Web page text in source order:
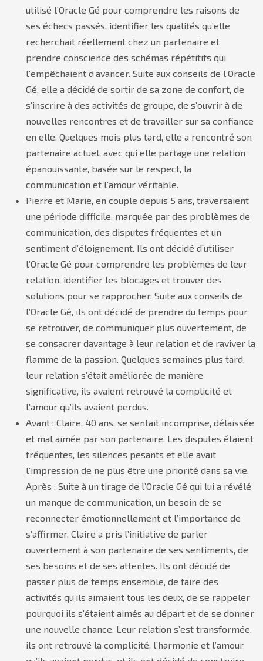
utilisé l’Oracle Gé pour comprendre les raisons de
ses échecs passés, identifier les qualités qu’elle
recherchait réellement chez un partenaire et
prendre conscience des schémas répétitifs qui
l’empêchaient d’avancer. Suite aux conseils de l’Oracle
Gé, elle a décidé de sortir de sa zone de confort, de
s’inscrire à des activités de groupe, de s’ouvrir à de
nouvelles rencontres et de travailler sur sa confiance
en elle. Quelques mois plus tard, elle a rencontré son
partenaire actuel, avec qui elle partage une relation
épanouissante, basée sur le respect, la
communication et l’amour véritable.
Pierre et Marie, en couple depuis 5 ans, traversaient
une période difficile, marquée par des problèmes de
communication, des disputes fréquentes et un
sentiment d’éloignement. Ils ont décidé d’utiliser
l’Oracle Gé pour comprendre les problèmes de leur
relation, identifier les blocages et trouver des
solutions pour se rapprocher. Suite aux conseils de
l’Oracle Gé, ils ont décidé de prendre du temps pour
se retrouver, de communiquer plus ouvertement, de
se consacrer davantage à leur relation et de raviver la
flamme de la passion. Quelques semaines plus tard,
leur relation s’était améliorée de manière
significative, ils avaient retrouvé la complicité et
l’amour qu’ils avaient perdus.
Avant : Claire, 40 ans, se sentait incomprise, délaissée
et mal aimée par son partenaire. Les disputes étaient
fréquentes, les silences pesants et elle avait
l’impression de ne plus être une priorité dans sa vie.
Après : Suite à un tirage de l’Oracle Gé qui lui a révélé
un manque de communication, un besoin de se
reconnecter émotionnellement et l’importance de
s’affirmer, Claire a pris l’initiative de parler
ouvertement à son partenaire de ses sentiments, de
ses besoins et de ses attentes. Ils ont décidé de
passer plus de temps ensemble, de faire des
activités qu’ils aimaient tous les deux, de se rappeler
pourquoi ils s’étaient aimés au départ et de se donner
une nouvelle chance. Leur relation s’est transformée,
ils ont retrouvé la complicité, l’harmonie et l’amour